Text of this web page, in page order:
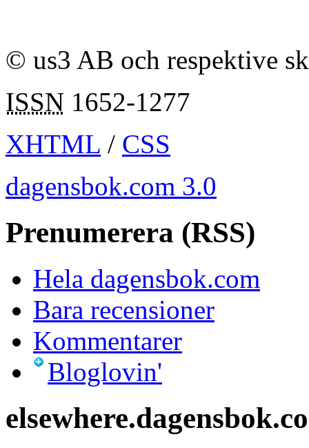
© us3 AB och respektive
ISSN 1652-1277
XHTML / CSS
dagensbok.com 3.0
Prenumerera (RSS)
Hela dagensbok.com
Bara recensioner
Kommentarer
Bloglovin'